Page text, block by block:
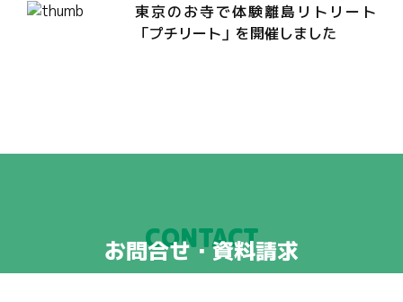
東京のお寺で体験離島リトリート
「プチリート」を開催しました
CONTACT
お問合せ・資料請求